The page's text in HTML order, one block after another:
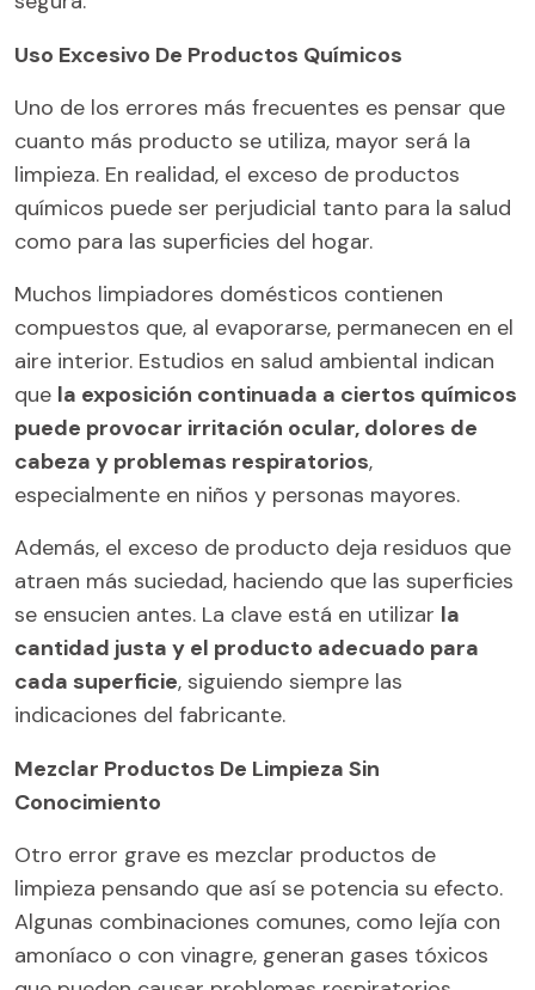
Uso Excesivo De Productos Químicos
Uno de los errores más frecuentes es pensar que
cuanto más producto se utiliza, mayor será la
limpieza. En realidad, el exceso de productos
químicos puede ser perjudicial tanto para la salud
como para las superficies del hogar.
Muchos limpiadores domésticos contienen
compuestos que, al evaporarse, permanecen en el
aire interior. Estudios en salud ambiental indican
que la exposición continuada a ciertos químicos
puede provocar irritación ocular, dolores de
cabeza y problemas respiratorios,
especialmente en niños y personas mayores.
Además, el exceso de producto deja residuos que
atraen más suciedad, haciendo que las superficies
se ensucien antes. La clave está en utilizar la
cantidad justa y el producto adecuado para
cada superficie, siguiendo siempre las
indicaciones del fabricante.
Mezclar Productos De Limpieza Sin
Conocimiento
Otro error grave es mezclar productos de
limpieza pensando que así se potencia su efecto.
Algunas combinaciones comunes, como lejía con
amoníaco o con vinagre, generan gases tóxicos